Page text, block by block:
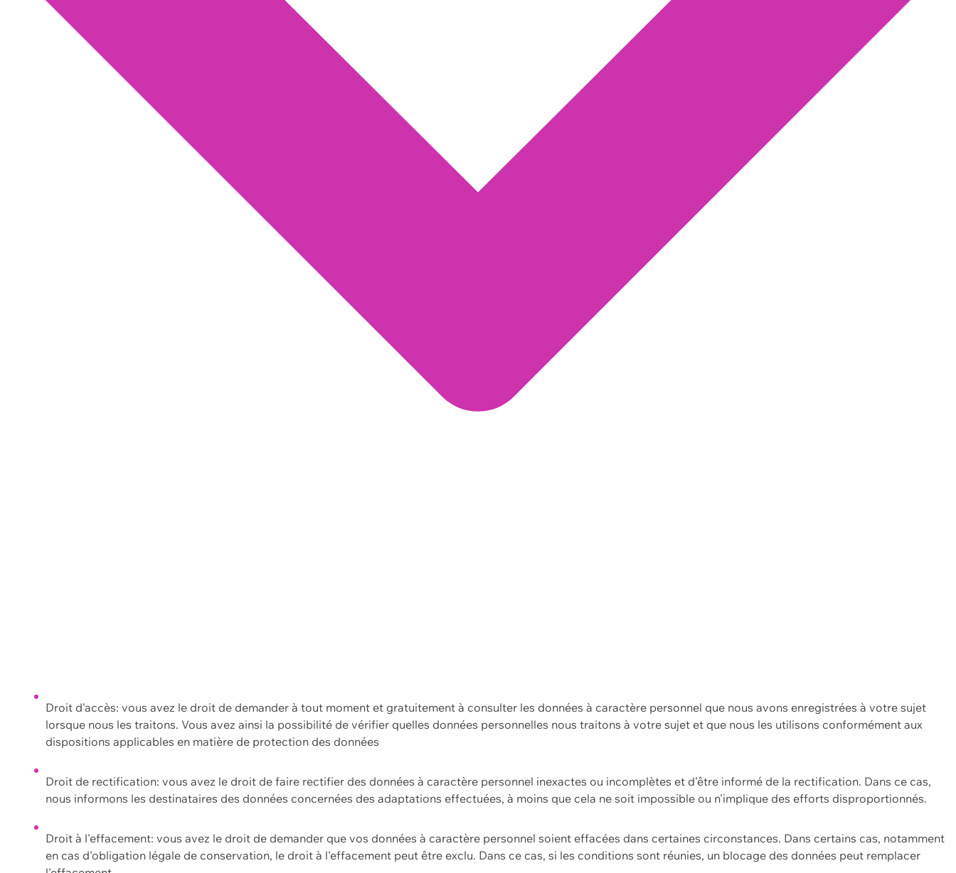
Droit d'accès: vous avez le droit de demander à tout moment et gratuitement à consulter les données à caractère personnel que nous avons enregistrées à votre sujet
lorsque nous les traitons. Vous avez ainsi la possibilité de vérifier quelles données personnelles nous traitons à votre sujet et que nous les utilisons conformément aux
dispositions applicables en matière de protection des données
Droit de rectification: vous avez le droit de faire rectifier des données à caractère personnel inexactes ou incomplètes et d'être informé de la rectification. Dans ce cas,
nous informons les destinataires des données concernées des adaptations effectuées, à moins que cela ne soit impossible ou n'implique des efforts disproportionnés.
Droit à l'effacement: vous avez le droit de demander que vos données à caractère personnel soient effacées dans certaines circonstances. Dans certains cas, notamment
en cas d'obligation légale de conservation, le droit à l'effacement peut être exclu. Dans ce cas, si les conditions sont réunies, un blocage des données peut remplacer